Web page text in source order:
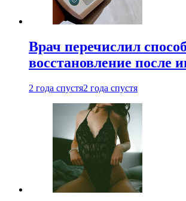
Врач перечислил
восстановление после
2 года спустя2 года спустя